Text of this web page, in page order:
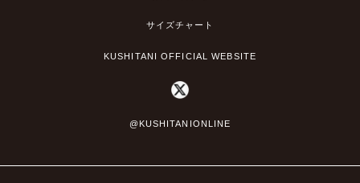
サイズチャート
KUSHITANI OFFICIAL WEBSITE
@KUSHITANIONLINE